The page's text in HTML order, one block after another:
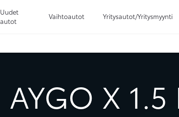
Uudet
autot
Vaihtoautot Yritysautot/Yritysmyynti
AYGO X 1.5